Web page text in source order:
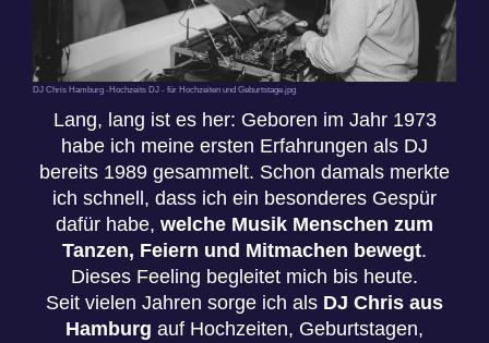
DJ Chris Hamburg -Hochzeits DJ - für Hochzeiten und Geburtstage.jpg
Lang, lang ist es her: Geboren im Jahr 1973
habe ich meine ersten Erfahrungen als DJ
bereits 1989 gesammelt. Schon damals merkte
ich schnell, dass ich ein besonderes Gespür
dafür habe, welche Musik Menschen zum
Tanzen, Feiern und Mitmachen bewegt.
Dieses Feeling begleitet mich bis heute.
Seit vielen Jahren sorge ich als DJ Chris aus
Hamburg auf Hochzeiten, Geburtstagen,